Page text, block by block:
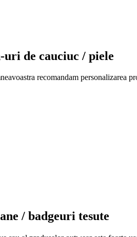
de cauciuc / piele
recomandam
/ badgeuri tesute